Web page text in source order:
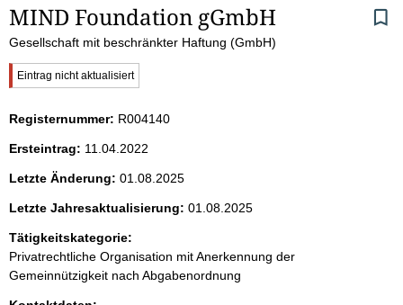
S
e
i
t
e
n
i
n
MIND Foundation gGmbH
Gesellschaft mit beschränkter Haftung (GmbH)
W
i
h
i
r
i
n
w
i
Eintrag nicht aktualisiert
Registernummer: R004140
Ersteintrag: 11.04.2022
Letzte Änderung: 01.08.2025
Letzte Jahresaktualisierung: 01.08.2025
Tätigkeitskategorie:
Privatrechtliche Organisation mit Anerkennung der
Gemeinnützigkeit nach Abgabenordnung